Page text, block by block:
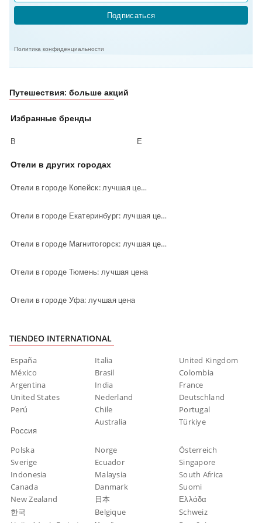
Подписаться
Политика конфиденциальности
Путешествия: больше акций
Избранные бренды
В Е
Отели в других городах
Отели в городе Копейск: лучшая цена
Отели в городе Екатеринбург: лучшая цена
Отели в городе Магнитогорск: лучшая цена
Отели в городе Тюмень: лучшая цена
Отели в городе Уфа: лучшая цена
TIENDEO INTERNATIONAL
España Italia
United Kingdom
México
Brasil
Colombia
Argentina
India
France
United States
Nederland
Deutschland
Perú
Chile
Portugal
Россия
Australia Türkiye
Polska Norge
Österreich
Sverige
Ecuador
Singapore
Indonesia
Malaysia
South Africa
Canada
Danmark
Suomi
New Zealand
日本
Ελλάδα
한국
Belgique
Schweiz